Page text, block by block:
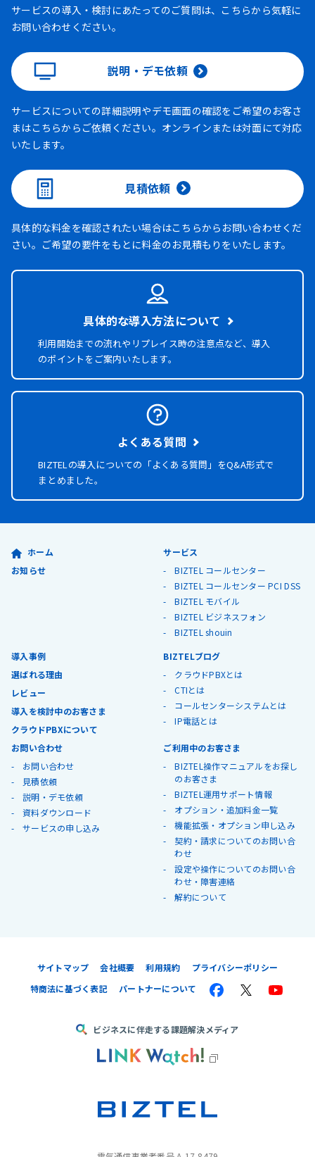
サービスの導入・検討にあたってのご質問は、こちらから気軽に
お問い合わせください。
説明・デモ依頼
サービスについての詳細説明やデモ画面の確認をご希望のお客さ
まはこちらからご依頼ください。オンラインまたは対面にて対応
いたします。
見積依頼
具体的な料金を確認されたい場合はこちらからお問い合わせくだ
さい。ご希望の要件をもとに料金のお見積もりをいたします。
具体的な導入方法について
利用開始までの流れやリプレイス時の注意点など、導入
のポイントをご案内いたします。
よくある質問
BIZTELの導入についての「よくある質問」をQ&A形式で
まとめました。
ホーム
お知らせ
サービス
BIZTEL コールセンター
BIZTEL コールセンター PCI DSS
BIZTEL モバイル
BIZTEL ビジネスフォン
BIZTEL shouin
導入事例
選ばれる理由
レビュー
導入を検討中のお客さま
クラウドPBXについて
BIZTELブログ
クラウドPBXとは
CTIとは
コールセンターシステムとは
IP電話とは
お問い合わせ
お問い合わせ
見積依頼
説明・デモ依頼
資料ダウンロード
サービスの申し込み
ご利用中のお客さま
BIZTEL操作マニュアルをお探し
のお客さま
BIZTEL運用サポート情報
オプション・追加料金一覧
機能拡張・オプション申し込み
契約・請求についてのお問い合
わせ
設定や操作についてのお問い合
わせ・障害連絡
解約について
サイトマップ 会社概要 利用規約
プライバシーポリシー
特商法に基づく表記
パートナーについて
ビジネスに伴走する課題解決メディア